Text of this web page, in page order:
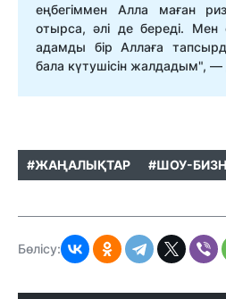
еңбегіммен Алла маған
отырса, әлі де береді. Мен
адамды бір Аллаға
бала күтушісін жалдадым",
#ЖАҢАЛЫҚТАР #ШОУ-
Бөлісу: